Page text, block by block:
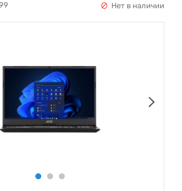
Нет в наличии